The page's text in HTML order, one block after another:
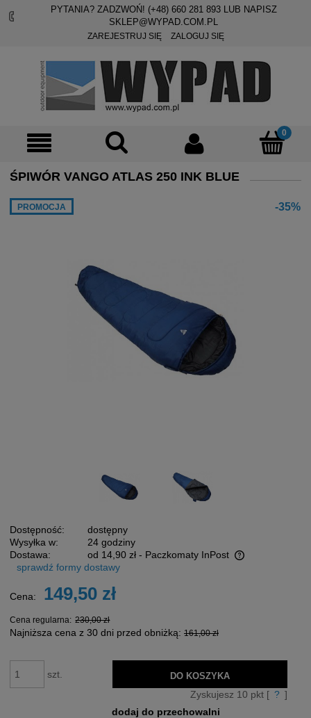
PYTANIA? ZADZWOŃ! (+48) 660 281 893LUB NAPISZ
SKLEP@WYPAD.COM.PL
ZAREJESTRUJ SIĘ ZALOGUJ SIĘ
ŚPIWÓR VANGO ATLAS 250 INK BLUE
PROMOCJA -35%
Dostępność:
dostępny
Wysyłka w:
24 godziny
Dostawa:
od 14,90 zł - Paczkomaty InPost
Cena nie zawiera ewentualnych kosztów płatności
sprawdź formy dostawy
Cena: 149,50 zł
Cena regularna: 230,00 zł
Najniższa cena z 30 dni przed obniżką: 161,00 zł
szt. DO KOSZYKA
Zyskujesz 10 pkt [ ? ]
dodaj do przechowalni